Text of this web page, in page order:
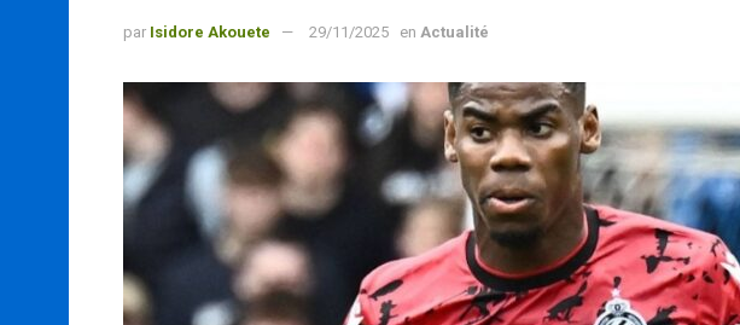
par Isidore Akouete 29/11/2025 en Actualité